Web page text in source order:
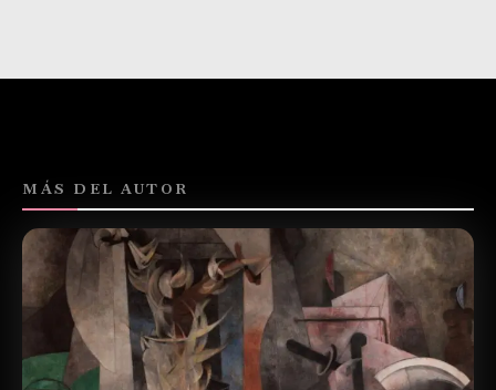
MÁS DEL AUTOR